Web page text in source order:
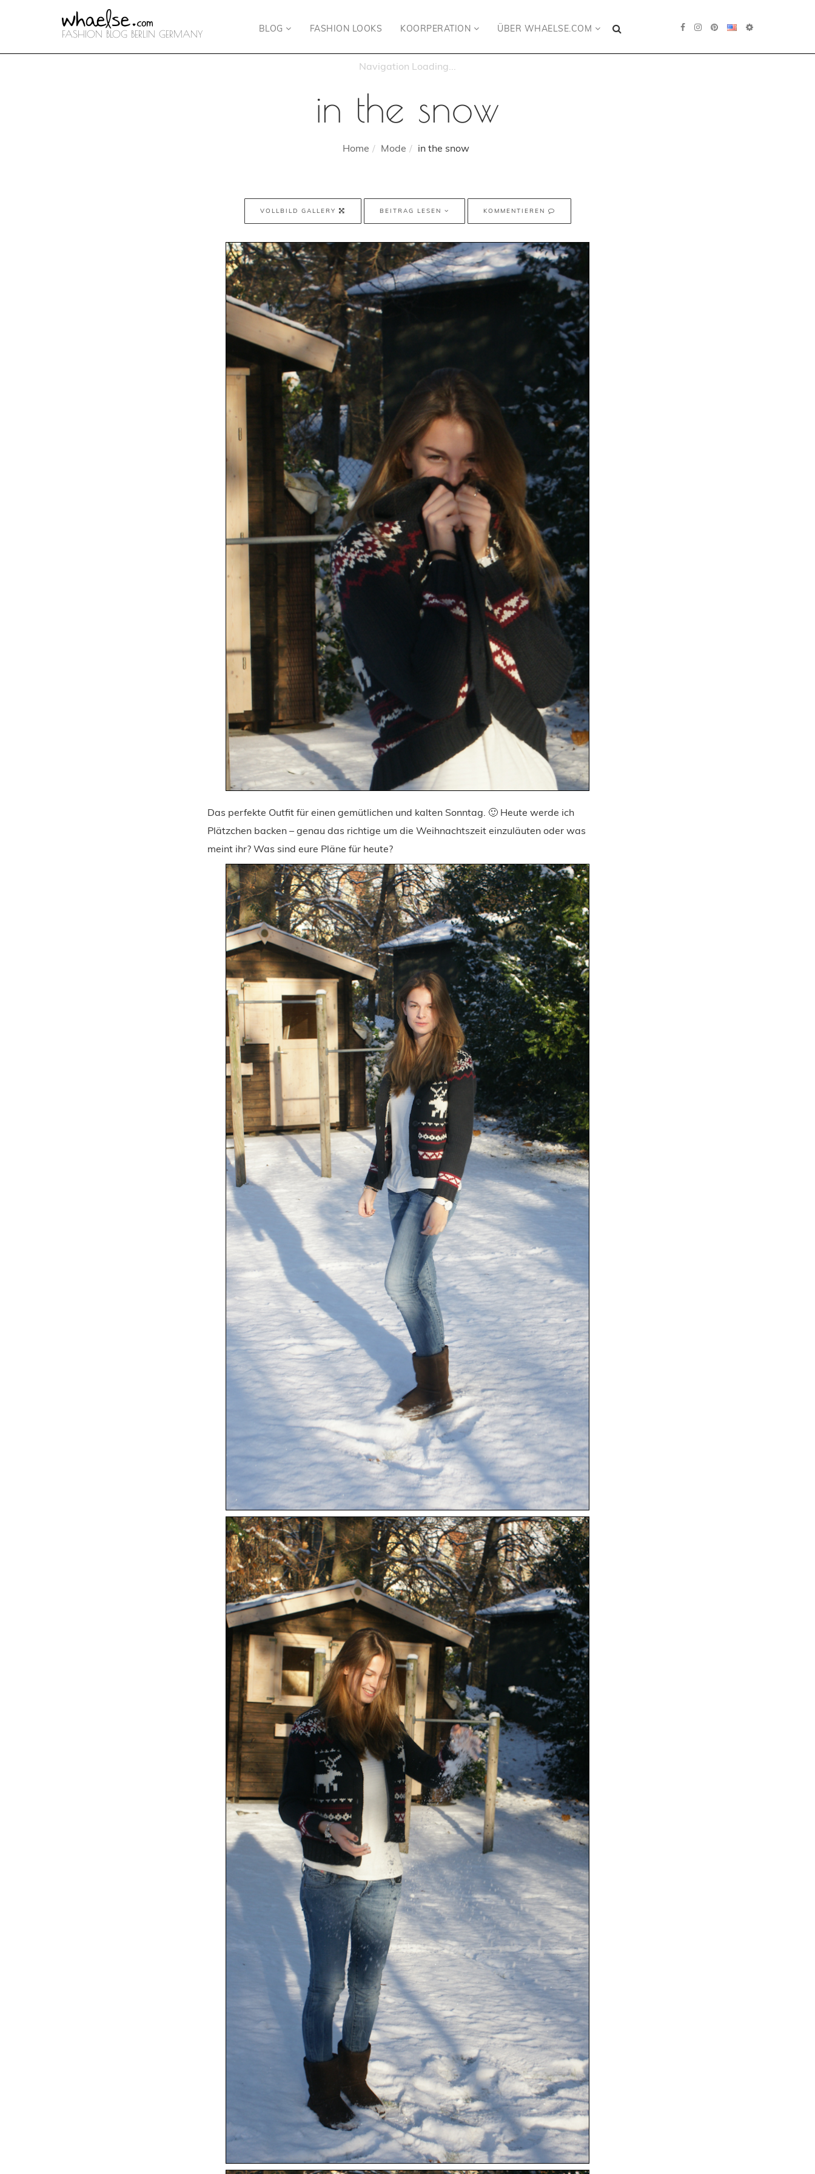
FASHION BLOG BERLIN GERMANY
BLOG FASHION LOOKS KOORPERATION ÜBER WHAELSE.COM
in the snow
Home Mode in the snow
VOLLBILD GALLERY BEITRAG LESEN KOMMENTIEREN
Das perfekte Outfit für einen gemütlichen und kalten Sonntag. 🙂 Heute werde ich
Plätzchen backen – genau das richtige um die Weihnachtszeit einzuläuten oder was
meint ihr? Was sind eure Pläne für heute?